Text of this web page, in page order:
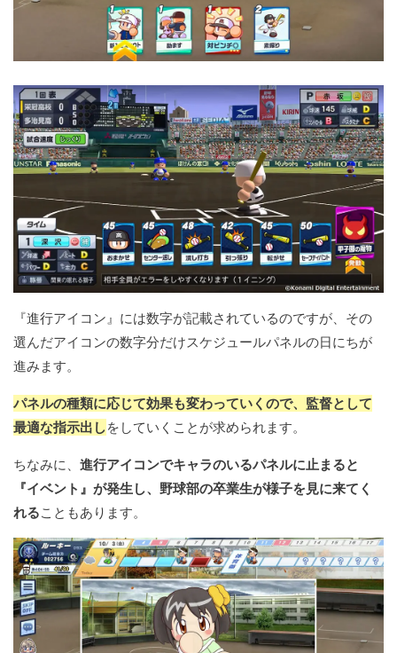
『進行アイコン』には数字が記載されているのですが、その
選んだアイコンの数字分だけスケジュールパネルの日にちが
進みます。
パネルの種類に応じて効果も変わっていくので、監督として
最適な指示出しをしていくことが求められます。
ちなみに、 進行アイコンでキャラのいるパネルに止まると
『イベント』が発生し、野球部の卒業生が様子を見に来てく
れることもあります。